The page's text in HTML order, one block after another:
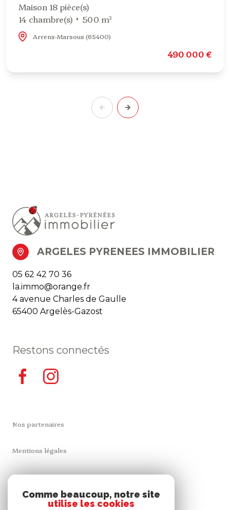
Maison 18 pièce(s)
14 chambre(s)
500 m²
Arrens-Marsous (65400)
490 000 €
ARGELES PYRENEES IMMOBILIER
05 62 42 70 36
la.immo@orange.fr
4 avenue Charles de Gaulle
65400 Argelès-Gazost
Restons connectés
Nos partenaires
Mentions légales
Admin
Nos honoraires
Comme beaucoup, notre site
utilise les cookies